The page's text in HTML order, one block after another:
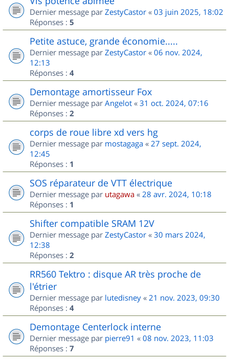
Dernier message par ZestyCastor « 03 juin 2025, 18:02
Réponses : 5
Petite astuce, grande économie.....
Dernier message par ZestyCastor « 06 nov. 2024,
12:13
Réponses : 4
Demontage amortisseur Fox
Dernier message par Angelot « 31 oct. 2024, 07:16
Réponses : 2
corps de roue libre xd vers hg
Dernier message par mostagaga « 27 sept. 2024,
12:45
Réponses : 1
SOS réparateur de VTT électrique
Dernier message par utagawa « 28 avr. 2024, 10:18
Réponses : 1
Shifter compatible SRAM 12V
Dernier message par ZestyCastor « 30 mars 2024,
12:38
Réponses : 2
RR560 Tektro : disque AR très proche de
l'étrier
Dernier message par lutedisney « 21 nov. 2023, 09:30
Réponses : 4
Demontage Centerlock interne
Dernier message par pierre91 « 08 nov. 2023, 11:03
Réponses : 7